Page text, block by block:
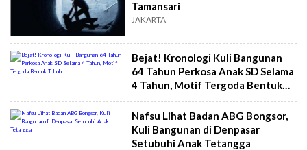
Tamansari
JAKARTA
Bejat! Kronologi Kuli Bangunan
64 Tahun Perkosa Anak SD Selama
4 Tahun, Motif Tergoda Bentuk
Tubuh
Nafsu Lihat Badan ABG Bongsor,
Kuli Bangunan di Denpasar
Setubuhi Anak Tetangga